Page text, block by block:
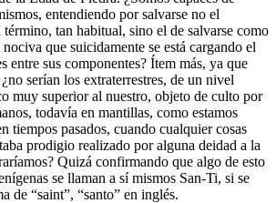
entendiendo por salvarse no el
tan habitual, sino el de salvarse como
que suicidamente se está cargando el
entre sus componentes? Ítem más, ya que
serían los extraterrestres, de un nivel
muy superior al nuestro, objeto de culto por
todavía en mantillas, como estamos
tiempos pasados, cuando cualquier cosas
prodigio realizado por alguna deidad a la
Quizá confirmando que algo de esto
se llaman a sí mismos San-Ti, si se
de “saint”, “santo” en inglés.